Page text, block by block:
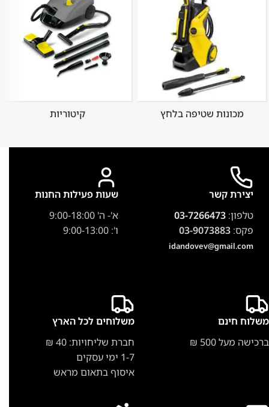
מכונות שטיפה בלחץ קיטוריות
יצירת קשר
טלפון:03-7266473
פקס:03-9073883
idandovev@gmail.com
שעות פעילות החנות
א'- ה' 9:00-18:00
ו': 9:00-13:00
משלוח חינם
ברכישה מעל 500 ₪
משלוחים לכל הארץ
חברת שליחויות: 40 ₪
1-7 ימי עסקים
איסוף בתאום מראש